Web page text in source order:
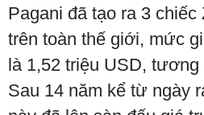
Pagani đã tạo ra 3 chiếc
trên toàn thế giới, mức
là 1,52 triệu USD,
Sau 14 năm kể từ ngày